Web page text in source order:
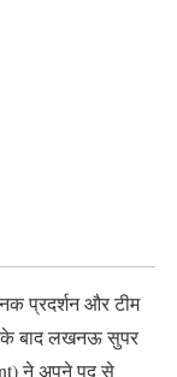
प्रदर्शन और टीम
के बाद लखनऊ सुपर
ने अपने पद से